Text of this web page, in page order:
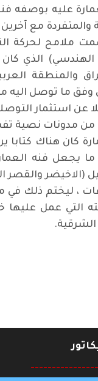
عليه بوصفه
والمتفردة مع
ملامح لحركة
الذي كان
والمنطقة
ما توصل اليه
عن استثمار
من مدونات
كان هناك كتابا
ما يجعل فنه
(الاخيضر
، ليختم ذلك في
التي عمل